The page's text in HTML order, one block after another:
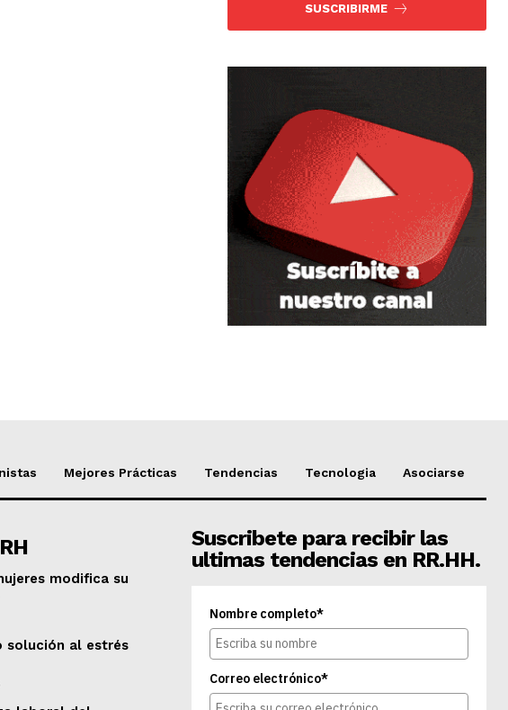
SUSCRIBIRME
Mejores Prácticas Tendencias Tecnologia Asociarse
modifica su
solución al estrés
Suscribete para recibir las
ultimas tendencias en RR.HH.
Nombre completo*
Correo electrónico*